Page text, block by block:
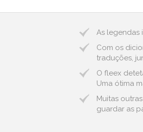
As legendas
Com os
traduções,
O fleex
Uma ótima
Muitas
guardar as